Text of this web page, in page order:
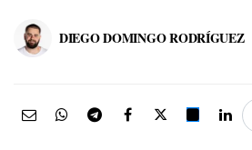
DIEGO DOMINGO RODRÍGUEZ